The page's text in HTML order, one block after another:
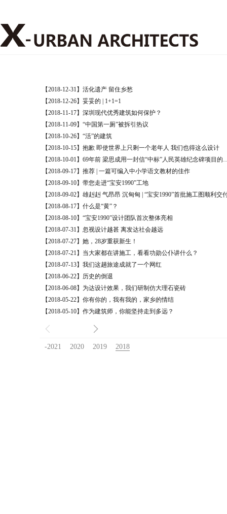
【2018-12-31】活化遗产 留住乡愁
【2018-12-26】妥妥的 | 1+1=1
【2018-11-17】深圳现代优秀建筑如何保护？
【2018-11-09】“中国第一厕”被拆引热议
【2018-10-26】“活”的建筑
【2018-10-15】抱歉 即使世界上只剩一个老年人 我们也得这么设计
【2018-10-01】69年前 梁思成用
【2018-09-17】推荐 | 一篇可编入中小学语文教材的佳作
【2018-09-10】带您走进“宝安1990”工地
【2018-09-02】雄赳赳 气昂昂 沉甸甸 | ​“宝安1990”首批施工图顺利交
【2018-08-17】什么是“黄”？
【2018-08-10】“宝安1990”设计团队首次整体亮相
【2018-07-31】忽视设计越甚 离发达社会越远
【2018-07-27】她，28岁重获新生！
【2018-07-21】当大家都在讲施工，看看功勋公仆讲什么？
【2018-07-13】我们这趟旅途成就了一个网红
【2018-06-22】历史的倒退
【2018-06-08】为达设计效果，我们研制仿大理石瓷砖
【2018-05-22】你有你的，我有我的，家乡的情结
【2018-05-10】作为建筑师，你能坚持走到多远？
-2021 2020 2019 2018